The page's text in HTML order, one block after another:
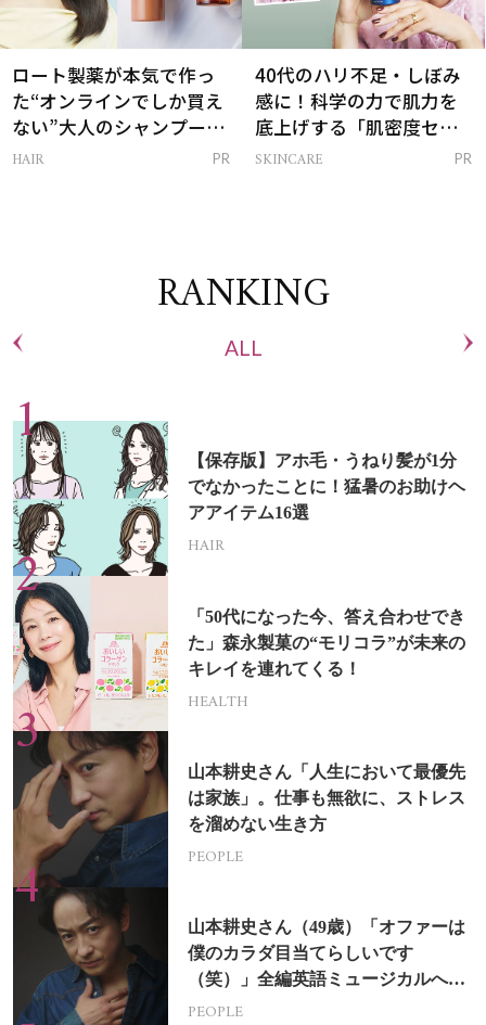
ロート製薬が本気で作っ
た“オンラインでしか買え
ない”大人のシャンプー＆
トリートメントって？
HAIR PR
40代のハリ不足・しぼみ
感に！科学の力で肌力を
底上げする「肌密度セラ
ム」
SKINCARE PR
RANKING
ALL
【保存版】アホ毛・うねり髪が1分
でなかったことに！猛暑のお助けヘ
アアイテム16選
HAIR
「50代になった今、答え合わせでき
た」森永製菓の“モリコラ”が未来の
キレイを連れてくる！
HEALTH
山本耕史さん「人生において最優先
は家族」。仕事も無欲に、ストレス
を溜めない生き方
PEOPLE
山本耕史さん（49歳）「オファーは
僕のカラダ目当てらしいです
（笑）」全編英語ミュージカルへの
挑戦
PEOPLE